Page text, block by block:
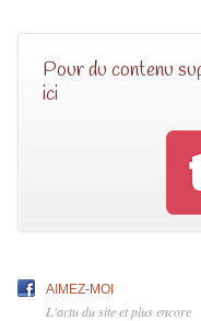
Pour du contenu
ici
AIMEZ-MOI
L'actu du site et plus encore